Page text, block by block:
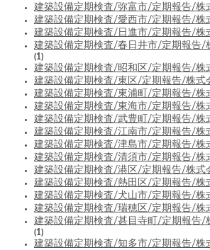
建築設備定期検査/弥富市/定期報告/株
建築設備定期検査/愛西市/定期報告/株
建築設備定期検査/日進市/定期報告/株
建築設備定期検査/春日井市/定期報告/
(1)
建築設備定期検査/昭和区/定期報告/株
建築設備定期検査/東区/定期報告/株式
建築設備定期検査/東浦町/定期報告/株
建築設備定期検査/東海市/定期報告/株
建築設備定期検査/武豊町/定期報告/株
建築設備定期検査/江南市/定期報告/株
建築設備定期検査/津島市/定期報告/株
建築設備定期検査/清須市/定期報告/株
建築設備定期検査/港区/定期報告/株式
建築設備定期検査/熱田区/定期報告/株
建築設備定期検査/犬山市/定期報告/株
建築設備定期検査/瑞穂区/定期報告/株
建築設備定期検査/甚目寺町/定期報告/
(1)
建築設備定期検査/知多市/定期報告/株